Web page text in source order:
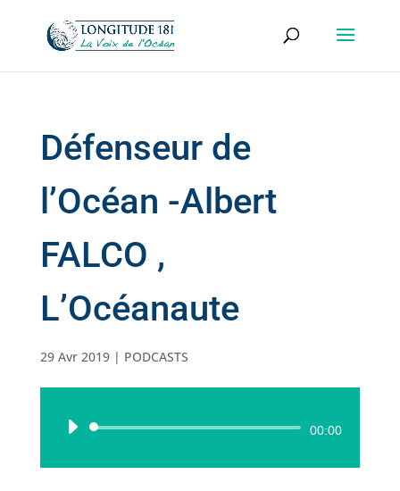
Défenseur de
l’Océan -Albert
FALCO ,
L’Océanaute
29 Avr 2019| PODCASTS
Lecteur
00:00